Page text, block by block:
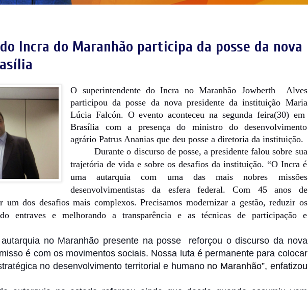
Incra do Maranhão participa da posse da nova
O superintendente do Incra no Maranhão Jowberth Alves
participou da posse da nova presidente da instituição Maria
Lúcia Falcón. O evento aconteceu na segunda feira(30) em
Brasília com a presença do ministro do desenvolvimento
agrário Patrus Ananias que deu posse a diretoria da instituição.
Durante o discurso de posse, a presidente falou sobre sua
trajetória de vida e sobre os desafios da instituição. “O Incra é
uma autarquia com uma das mais nobres missões
desenvolvimentistas da esfera federal. Com 45 anos de
um dos desafios mais complexos. Precisamos modernizar a gestão, reduzir os
entraves e melhorando a transparência e as técnicas de participação e
no Maranhão presente na posse reforçou o discurso da nova
é com os movimentos sociais. Nossa luta é permanente para colocar
no desenvolvimento territorial e humanono Maranhão”, enfatizou